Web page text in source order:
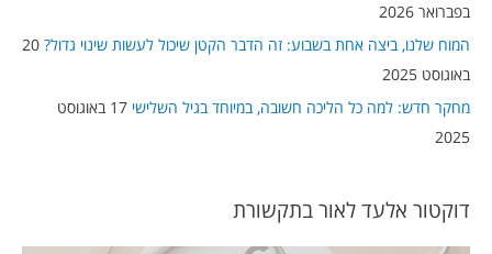
:
בפברואר 2026
המוח שלנו, ביצה אחת בשבוע: זה הדבר הקטן שיכול לעשות שינוי גדול? 20
באוגוסט 2025
מחקר חדש: למה כל הליכה חשובה, במיוחד בגיל השלישי
17 באוגוסט
2025
דוקטור אלעד לאור בתקשורת